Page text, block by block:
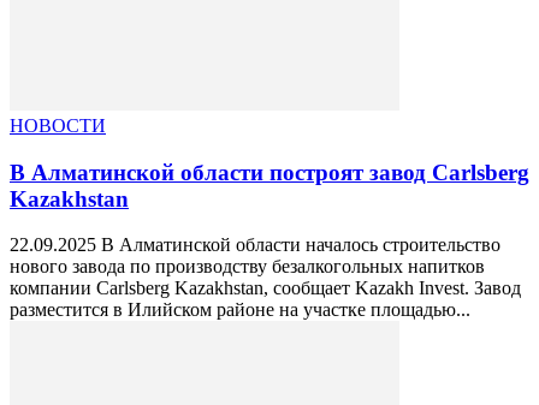
НОВОСТИ
В Алматинской области построят завод Carlsberg
Kazakhstan
22.09.2025 В Алматинской области началось строительство
нового завода по производству безалкогольных напитков
компании Carlsberg Kazakhstan, сообщает Kazakh Invest. Завод
разместится в Илийском районе на участке площадью...